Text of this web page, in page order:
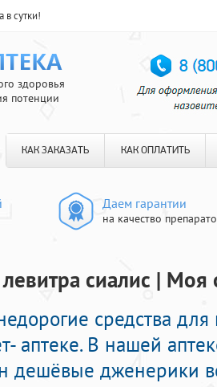
сутки!
здоровья
потенции
КАК ЗАКАЗАТЬ КАК ОПЛАТИТЬ
Даем гарантии
на качество
сиалис |
средства
аптеке. В нашей
дешёвые дженерики